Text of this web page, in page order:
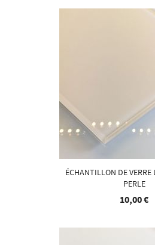
ÉCHANTILLON DE VERRE
PERLE
10,00 €